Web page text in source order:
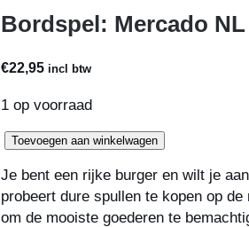
Bordspel: Mercado NL
€22,95 incl btw
1 op voorraad
Bordspel:
NL
aantal
Toevoegen aan winkelwagen
Je bent een rijke burger en wilt je
probeert dure spullen te kopen op
om de mooiste goederen te